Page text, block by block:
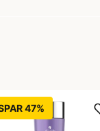
47%